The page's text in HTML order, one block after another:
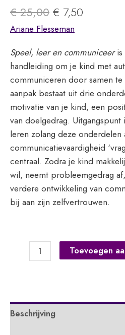
€25,00 Original
price
€ 25,00.
€ 7,50
€ 7,50.
Ariane Flesseman
Speel, leer en communiceeris
handleiding om je kind met
communiceren door samen
aanpak bestaat uit drie
motivatie van je kind, een
van doelgedrag.
leren zolang deze onderdelen
communicatievaardigheid
centraal. Zodra je kind
wil, neemt probleemgedrag
verdere ontwikkeling van
bij aan zijn zelfvertrouwen.
aantal
Toevoegen
Beschrijving